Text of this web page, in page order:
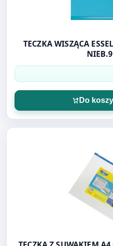
TECZKA WISZĄCA
Do
Otwórz produkt: TECZKA Z